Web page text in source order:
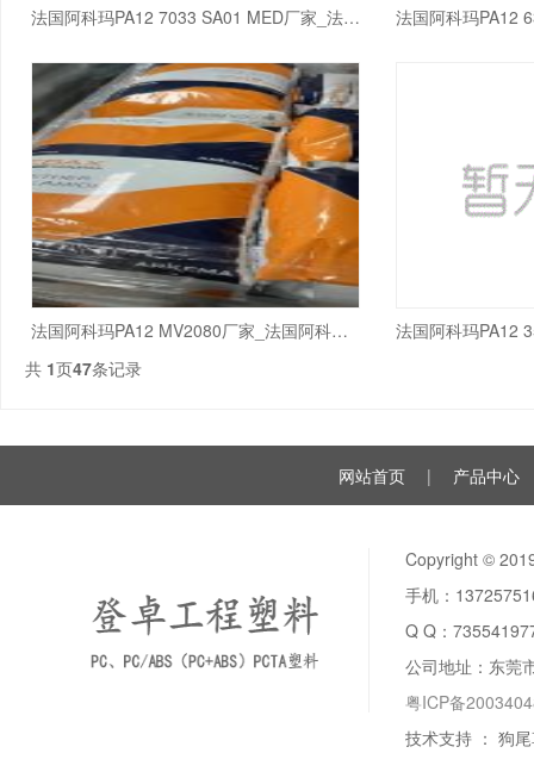
法国阿科玛PA12 7033 SA01 MED厂家_法国阿科玛
法国阿科玛PA12 MV2080厂家_法国阿科玛PA1
共 1页47条记录
网站首页 | 产品中心
Copyright ©
手机：
Q Q：
公司地址：东莞
粤ICP备
技术支持 ： 狗